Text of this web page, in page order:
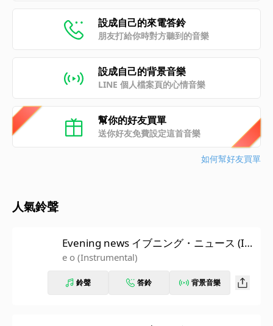
設成自己的來電答鈴
朋友打給你時對方聽到的音樂
設成自己的背景音樂
LINE 個人檔案頁的心情音樂
幫你的好友買單
送你好友免費設定這首音樂
如何幫好友買單
人氣鈴聲
Evening news イブニング・ニュース (In
strumental)
e o (Instrumental)
鈴聲 答鈴 背景音樂